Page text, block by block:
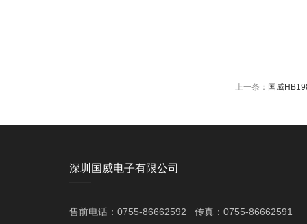
上一条： 国威
深圳国威电子有限公司
——
售前电话：0755-86662592 传真：0755-86662591